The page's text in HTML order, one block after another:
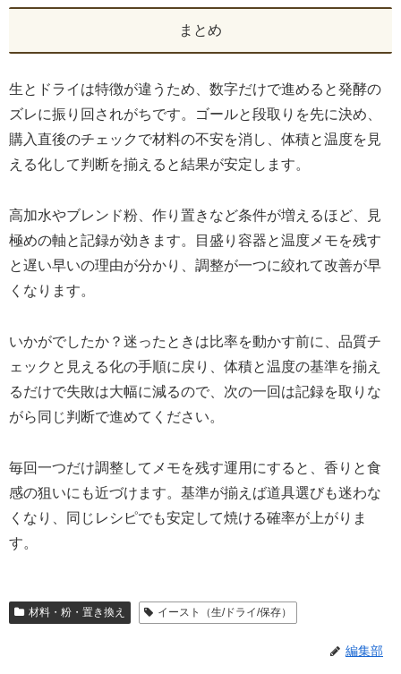
まとめ
生とドライは特徴が違うため、数字だけで進めると発酵の
ズレに振り回されがちです。ゴールと段取りを先に決め、
購入直後のチェックで材料の不安を消し、体積と温度を見
える化して判断を揃えると結果が安定します。
高加水やブレンド粉、作り置きなど条件が増えるほど、見
極めの軸と記録が効きます。目盛り容器と温度メモを残す
と遅い早いの理由が分かり、調整が一つに絞れて改善が早
くなります。
いかがでしたか？迷ったときは比率を動かす前に、品質チ
ェックと見える化の手順に戻り、体積と温度の基準を揃え
るだけで失敗は大幅に減るので、次の一回は記録を取りな
がら同じ判断で進めてください。
毎回一つだけ調整してメモを残す運用にすると、香りと食
感の狙いにも近づけます。基準が揃えば道具選びも迷わな
くなり、同じレシピでも安定して焼ける確率が上がりま
す。
材料・粉・置き換え イースト（生/ドライ/保存）
編集部